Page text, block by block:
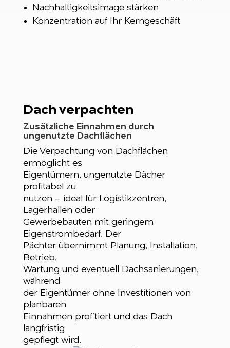
Nachhaltigkeitsimage stärken
Konzentration auf Ihr Kerngeschäft
Dach verpachten
Zusätzliche Einnahmen durch
ungenutzte Dachflächen
Die Verpachtung von Dachflächen
ermöglicht es
Eigentümern, ungenutzte Dächer
profitabel zu
nutzen – ideal für Logistikzentren,
Lagerhallen oder
Gewerbebauten mit geringem
Eigenstrombedarf. Der
Pächter übernimmt Planung, Installation,
Betrieb,
Wartung und eventuell Dachsanierungen,
während
der Eigentümer ohne Investitionen von
planbaren
Einnahmen profitiert und das Dach
langfristig
gepflegt wird.